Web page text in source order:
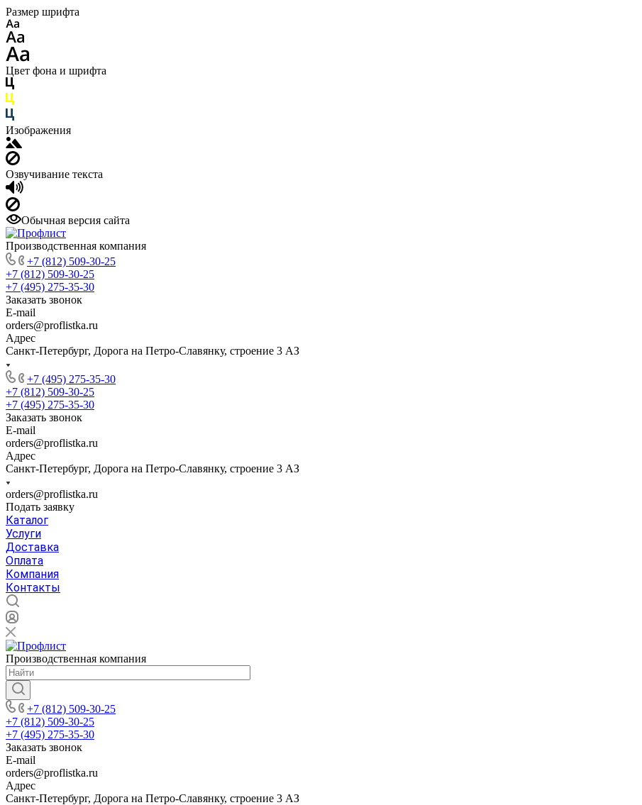
Размер шрифта
Цвет фона и шрифта
Изображения
Озвучивание текста
Обычная версия сайта
Производственная компания
+7 (812) 509-30-25
+7 (812) 509-30-25
+7 (495) 275-35-30
Заказать звонок
E-mail
orders@proflistka.ru
Адрес
Санкт-Петербург, Дорога на Петро-Славянку, строение 3 АЗ
+7 (495) 275-35-30
+7 (812) 509-30-25
+7 (495) 275-35-30
Заказать звонок
E-mail
orders@proflistka.ru
Адрес
Санкт-Петербург, Дорога на Петро-Славянку, строение 3 АЗ
orders@proflistka.ru
Подать заявку
Каталог
Услуги
Доставка
Оплата
Компания
Контакты
Производственная компания
+7 (812) 509-30-25
+7 (812) 509-30-25
+7 (495) 275-35-30
Заказать звонок
E-mail
orders@proflistka.ru
Адрес
Санкт-Петербург, Дорога на Петро-Славянку, строение 3 АЗ